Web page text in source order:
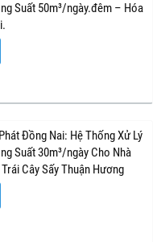
Suất 50m³/ngày.đêm – Hóa
Đồng Nai: Hệ Thống Xử Lý
Suất 30m³/ngày Cho Nhà
Cây Sấy Thuận Hương